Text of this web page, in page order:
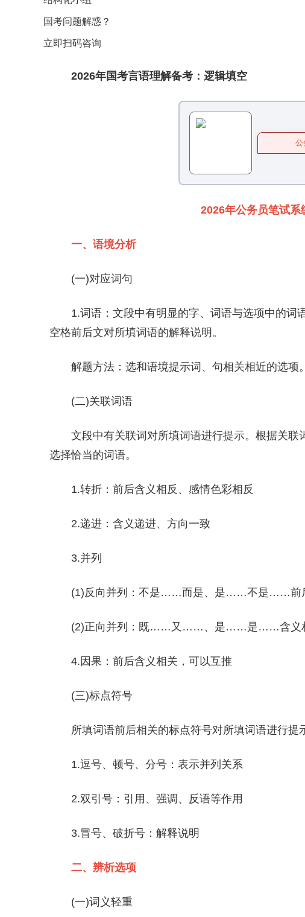
国考问题解惑？
立即扫码咨询
2026年国考言语理解备考：逻辑填空
公
2026年公务员笔试系
一、语境分析
(一)对应词句
1.词语：文段中有明显的字、词语与选项中的词
空格前后文对所填词语的解释说明。
解题方法：选和语境提示词、句相关相近的选项。
(二)关联词语
文段中有关联词对所填词语进行提示。根据关
选择恰当的词语。
1.转折：前后含义相反、感情色彩相反
2.递进：含义递进、方向一致
3.并列
(1)反向并列：不是……而是、是……不是……前
(2)正向并列：既……又……、是……是……含义
4.因果：前后含义相关，可以互推
(三)标点符号
所填词语前后相关的标点符号对所填词语进行提
1.逗号、顿号、分号：表示并列关系
2.双引号：引用、强调、反语等作用
3.冒号、破折号：解释说明
二、辨析选项
(一)词义轻重